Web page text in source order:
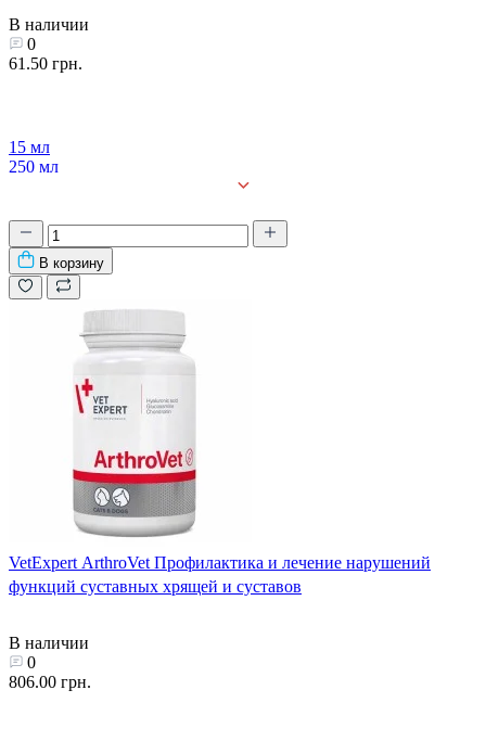
В наличии
0
61.50 грн.
15 мл
250 мл
В корзину
VetExpert ArthroVet Профилактика и лечение нарушений
функций суставных хрящей и суставов
В наличии
0
806.00 грн.